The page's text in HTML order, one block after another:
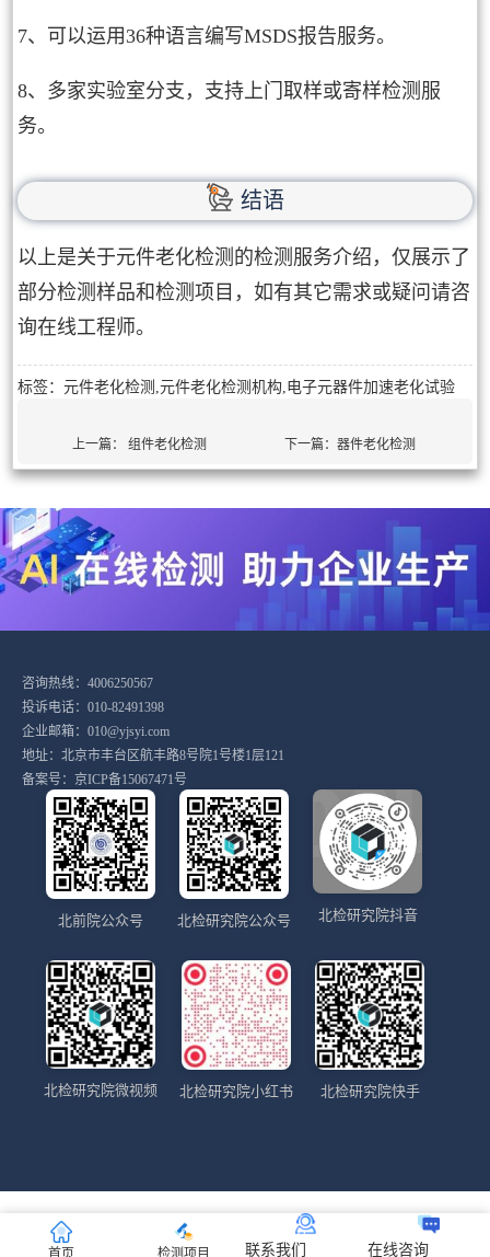
7、可以运用36种语言编写MSDS报告服务。
8、多家实验室分支，支持上门取样或寄样检测服
务。
结语
以上是关于元件老化检测的检测服务介绍，仅展示了
部分检测样品和检测项目，如有其它需求或疑问请咨
询在线工程师。
标签：元件老化检测,元件老化检测机构,电子元器件加速老化试验
上一篇：组件老化检测 下一篇：器件老化检测
咨询热线：4006250567
投诉电话：010-82491398
企业邮箱：010@yjsyi.com
地址：北京市丰台区航丰路8号院1号楼1层121
备案号： 京ICP备15067471号
北前院公众号 北检研究院公众号 北检研究院抖音
北检研究院微视频 北检研究院小红书 北检研究院快手
首页 检测项目 联系我们 在线咨询